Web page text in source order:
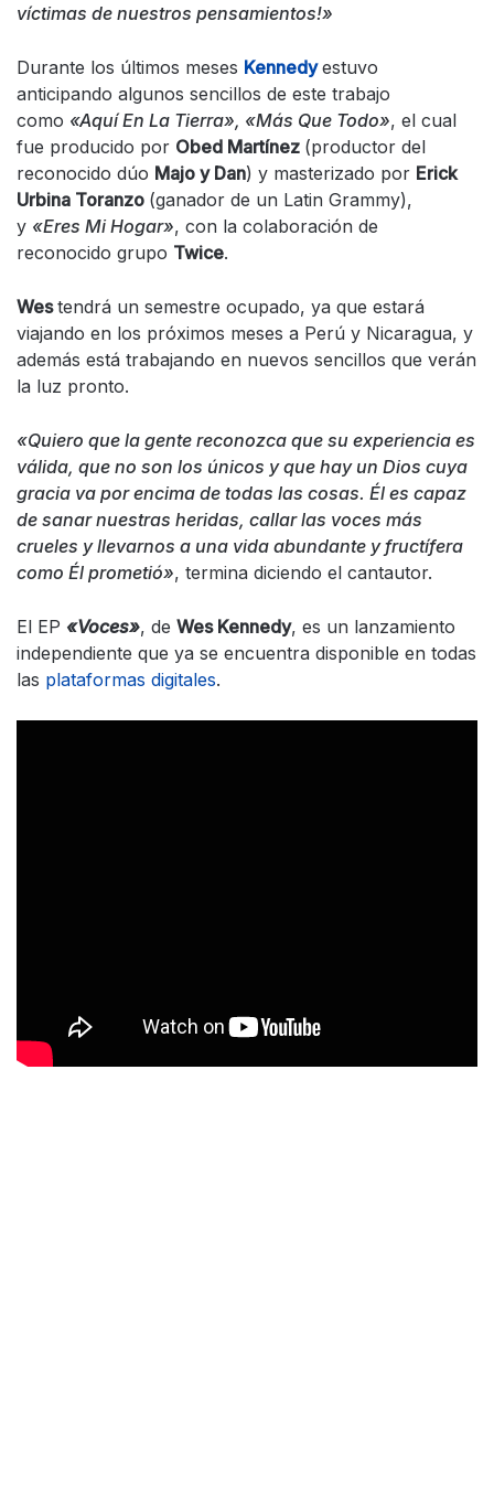
víctimas de nuestros pensamientos!»
Durante los últimos meses Kennedy estuvo
anticipando algunos sencillos de este trabajo
como «Aquí En La Tierra», «Más Que Todo», el cual
fue producido por Obed Martínez (productor del
reconocido dúo Majo y Dan) y masterizado por Erick
Urbina Toranzo (ganador de un Latin Grammy),
y «Eres Mi Hogar», con la colaboración de
reconocido grupo Twice.
Westendrá un semestre ocupado, ya que estará
viajando en los próximos meses a Perú y Nicaragua, y
además está trabajando en nuevos sencillos que verán
la luz pronto.
«Quiero que la gente reconozca que su experiencia es
válida, que no son los únicos y que hay un Dios cuya
gracia va por encima de todas las cosas. Él es capaz
de sanar nuestras heridas, callar las voces más
crueles y llevarnos a una vida abundante y fructífera
como Él prometió», termina diciendo el cantautor.
El EP «Voces», de Wes Kennedy, es un lanzamiento
independiente que ya se encuentra disponible en todas
las plataformas digitales.